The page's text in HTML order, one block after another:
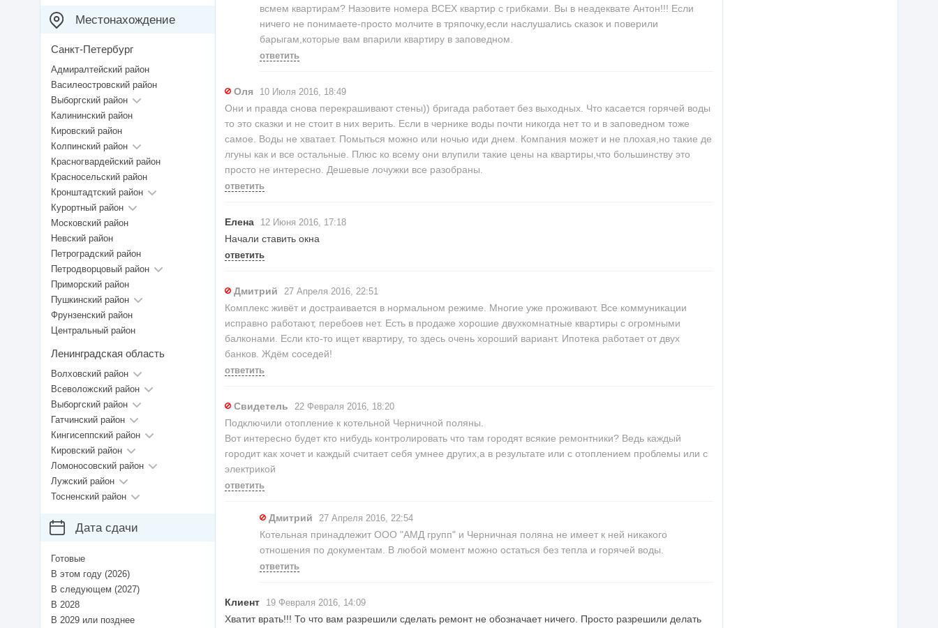
всмем квартирам? Назовите номера ВСЕХ квартир с грибками. Вы в неадеквате Антон!!! Если
ничего не понимаете-просто молчите в тряпочку,если наслушались сказок и поверили
барыгам,которые вам впарили квартиру в заповедном.
ответить
Оля 10 Июля 2016, 18:49
Они и правда снова перекрашивают стены)) бригада работает без выходных. Что касается горячей воды
то это сказки и не стоит в них верить. Если в чернике воды почти никогда нет то и в заповедном тоже
самое. Воды не хватает. Помыться можно или ночью иди днем. Компания может и не плохая,но такие де
лгуны как и все остальные. Плюс ко всему они влупили такие цены на квартиры,что большинству это
просто не интересно. Дешевые лочужки все разобраны.
ответить
Елена 12 Июня 2016, 17:18
Начали ставить окна
ответить
Дмитрий 27 Апреля 2016, 22:51
Комплекс живёт и достраивается в нормальном режиме. Многие уже проживают. Все коммуникации
исправно работают, перебоев нет. Есть в продаже хорошие двухкомнатные квартиры с огромными
балконами. Если кто-то ищет квартиру, то здесь очень хороший вариант. Ипотека работает от двух
банков. Ждём соседей!
ответить
Свидетель 22 Февраля 2016, 18:20
Подключили отопление к котельной Черничной поляны.
Вот интересно будет кто нибудь контролировать что там городят всякие ремонтники? Ведь каждый
городит как хочет и каждый считает себя умнее других,а в результате или с отоплением проблемы или с
электрикой
ответить
Дмитрий 27 Апреля 2016, 22:54
Котельная принадлежит ООО "АМД групп" и Черничная поляна не имеет к ней никакого
отношения по документам. В любой момент можно остаться без тепла и горячей воды.
ответить
Клиент 19 Февраля 2016, 14:09
Хватит врать!!! То что вам разрешили сделать ремонт не обозначает ничего. Просто разрешили делать
Местонахождение
Санкт-Петербург
Адмиралтейский район
Василеостровский район
Выборгский район
Калининский район
Кировский район
Колпинский район
Красногвардейский район
Красносельский район
Кронштадтский район
Курортный район
Московский район
Невский район
Петроградский район
Петродворцовый район
Приморский район
Пушкинский район
Фрунзенский район
Центральный район
Ленинградская область
Волховский район
Всеволожский район
Выборгский район
Гатчинский район
Кингисеппский район
Кировский район
Ломоносовский район
Лужский район
Тосненский район
Дата сдачи
Готовые
В этом году (2026)
В следующем (2027)
В 2028
В 2029 или позднее